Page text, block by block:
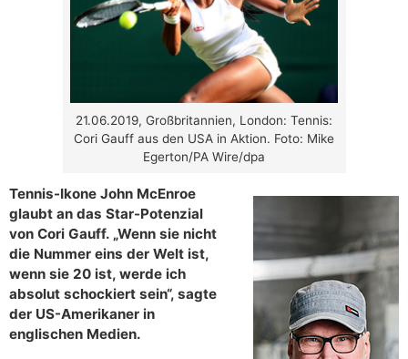
21.06.2019, Großbritannien, London: Tennis:
Cori Gauff aus den USA in Aktion. Foto: Mike
Egerton/PA Wire/dpa
Tennis-Ikone John McEnroe
glaubt an das Star-Potenzial
von Cori Gauff. „Wenn sie nicht
die Nummer eins der Welt ist,
wenn sie 20 ist, werde ich
absolut schockiert sein“, sagte
der US-Amerikaner in
englischen Medien.